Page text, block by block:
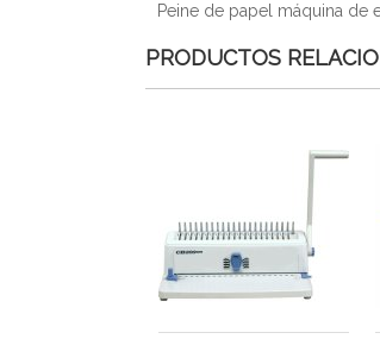
Peine de papel máquina de
PRODUCTOS